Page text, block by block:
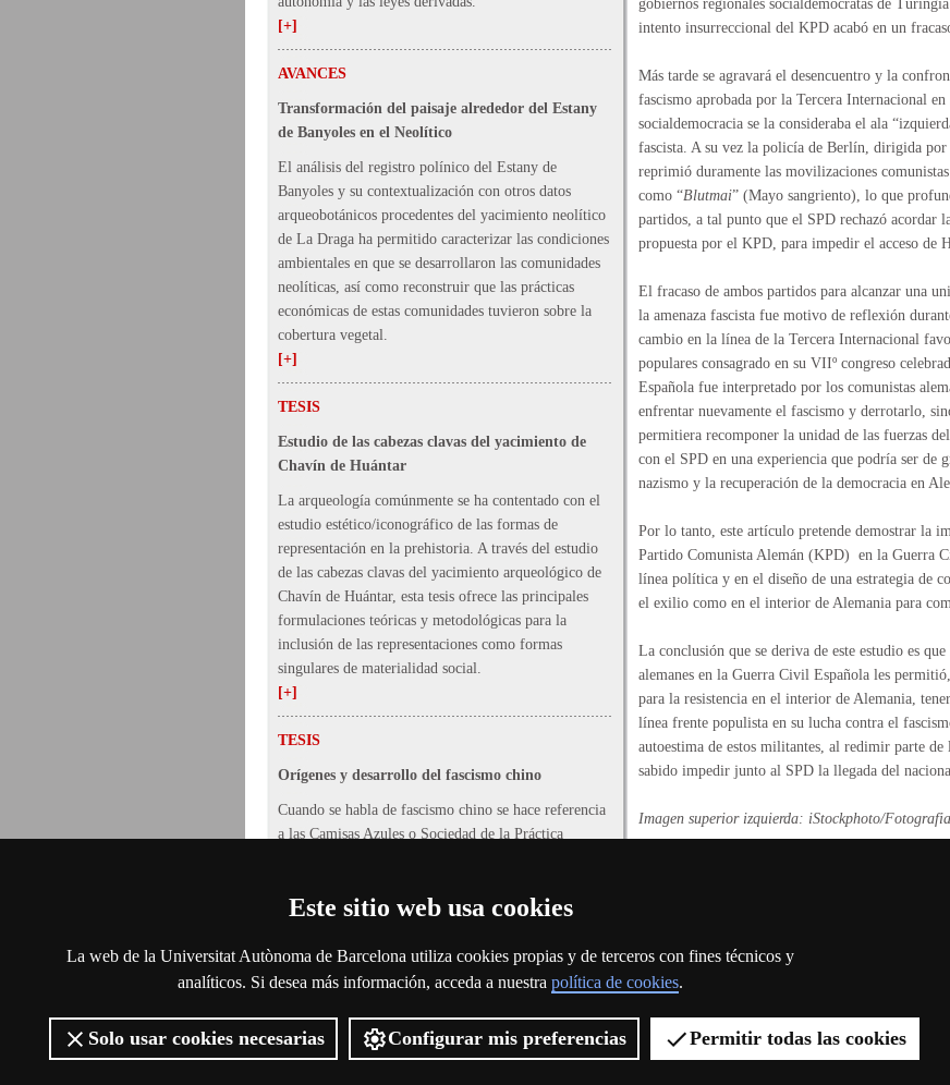
Este sitio web usa cookies
La web de la Universitat Autònoma de Barcelona utiliza cookies propias y de terceros con fines técnicos y
analíticos. Si desea más información, acceda a nuestra política de cookies.
Solo usar cookies necesarias Configurar mis preferencias Permitir todas las cookies
[+]
AVANCES
Transformación del paisaje alrededor del Estany
de Banyoles en el Neolítico
El análisis del registro polínico del Estany de
Banyoles y su contextualización con otros datos
arqueobotánicos procedentes del yacimiento neolítico
de La Draga ha permitido caracterizar las condiciones
ambientales en que se desarrollaron las comunidades
neolíticas, así como reconstruir que las prácticas
económicas de estas comunidades tuvieron sobre la
cobertura vegetal.
[+]
TESIS
Estudio de las cabezas clavas del yacimiento de
Chavín de Huántar
La arqueología comúnmente se ha contentado con el
estudio estético/iconográfico de las formas de
representación en la prehistoria. A través del estudio
de las cabezas clavas del yacimiento arqueológico de
Chavín de Huántar, esta tesis ofrece las principales
formulaciones teóricas y metodológicas para la
inclusión de las representaciones como formas
singulares de materialidad social.
[+]
TESIS
Orígenes y desarrollo del fascismo chino
Cuando se habla de fascismo chino se hace referencia
a las Camisas Azules o Sociedad de la Práctica
Movimiento de la Nueva Vida, una plataforma
encuadramiento y control de la población
básicamente a través de políticas sociales.
gobiernos regionales socialdemócratas de
intento insurreccional del KPD acabó en un
Más tarde se agravará el desencuentro y la
fascismo aprobada por la Tercera Internacional
socialdemocracia se la consideraba el ala
fascista. A su vez la policía de Berlín, dirigida
reprimió duramente las movilizaciones
como “Blutmai” (Mayo sangriento), lo que
partidos, a tal punto que el SPD rechazó acordar
propuesta por el KPD, para impedir el acceso de
El fracaso de ambos partidos para alcanzar una
la amenaza fascista fue motivo de reflexión
cambio en la línea de la Tercera Internacional
populares consagrado en su VIIº congreso
Española fue interpretado por los comunistas
enfrentar nuevamente el fascismo y derrotarlo,
permitiera recomponer la unidad de las fuerzas
con el SPD en una experiencia que podría ser de
nazismo y la recuperación de la democracia en
Por lo tanto, este artículo pretende demostrar la
Partido Comunista Alemán (KPD) en la Guerra
línea política y en el diseño de una estrategia de
el exilio como en el interior de Alemania para
La conclusión que se deriva de este estudio es
alemanes en la Guerra Civil Española les
para la resistencia en el interior de Alemania,
línea frente populista en su lucha contra el
autoestima de estos militantes, al redimir parte
sabido impedir junto al SPD la llegada del
Imagen superior izquierda: iStockphoto/
2026Universitat Autònoma de Barcelona